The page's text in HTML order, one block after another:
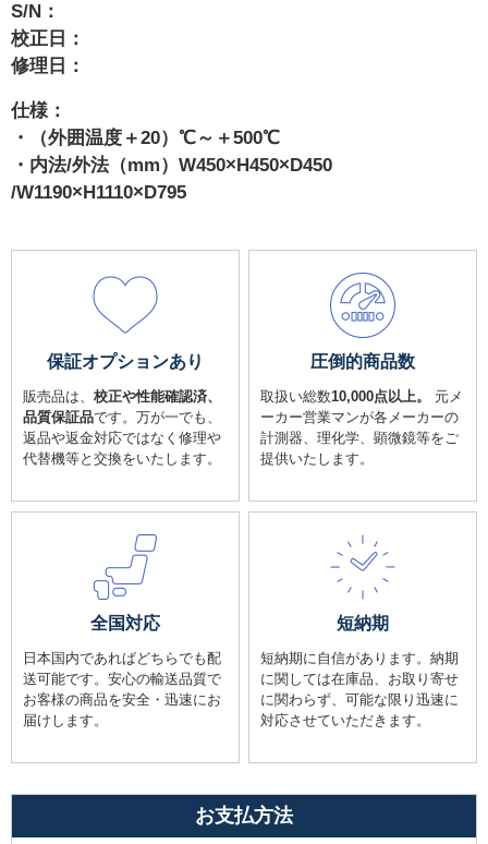
S/N：
校正日：
修理日：
仕様：
・（外囲温度＋20）℃～＋500℃
・内法/外法（mm）W450×H450×D450
/W1190×H1110×D795
保証オプションあり
販売品は、 校正や性能確認済、
品質保証品です。万が一でも、
返品や返金対応ではなく修理や
代替機等と交換をいたします。
圧倒的商品数
取扱い総数10,000点以上。
元メ
ーカー営業マンが各メーカーの
計測器、理化学、顕微鏡等をご
提供いたします。
全国対応
日本国内であればどちらでも配
送可能です。安心の輸送品質で
お客様の商品を安全・迅速にお
届けします。
短納期
短納期に自信があります。納期
に関しては在庫品、お取り寄せ
に関わらず、可能な限り迅速に
対応させていただきます。
お支払方法